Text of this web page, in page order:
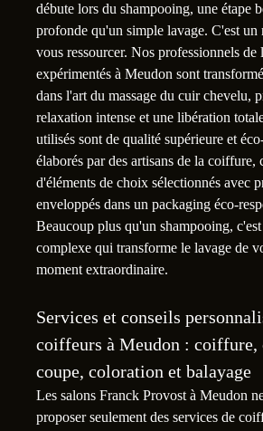
débute lors du shampooing, une étape
profonde qu'un simple lavage. C'est un
vous ressourcer. Nos professionnels
expérimentés à Meudon sont
dans l'art du massage du cuir chevelu,
relaxation intense et une libération
utilisés sont de qualité supérieure et
élaborés par des artisans de la coiffure,
d'éléments de choix sélectionnés avec
enveloppés dans un packaging éco-
Beaucoup plus qu'un shampooing,
complexe qui transforme le lavage de
moment extraordinaire.
Services et conseils
coiffeurs à Meudon : coiffure,
coupe, coloration et balayage
Les salons Franck Provost à Meudon
proposer seulement des services de